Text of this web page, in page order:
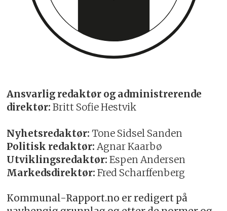
Ansvarlig redaktør og administrerende
direktør: Britt Sofie Hestvik
Nyhetsredaktør: Tone Sidsel Sanden
Politisk redaktør: Agnar Kaarbø
Utviklingsredaktør: Espen Andersen
Markedsdirektør: Fred Scharffenberg
Kommunal-Rapport.no er redigert på